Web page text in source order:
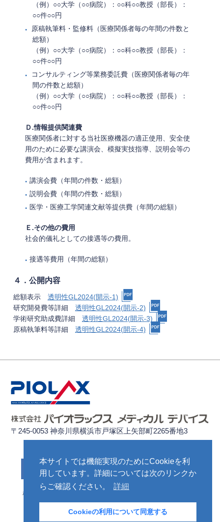
本サイトでは機能実現のためにCookieを利
用しています。詳細については次のリンクか
らご確認ください。
詳細
Cookieの利用について同意する
（例）○○大学（○○病院）：○○科○○教授（部長）：
○○件○○円
原稿執筆料・監修料（医療関係者毎の年間の件数と
総額）
（例）○○大学（○○病院）：○○科○○教授（部長）：
○○件○○円
コンサルティング等業務委託費（医療関係者毎の年
間の件数と総額）
（例）○○大学（○○病院）：○○科○○教授（部長）：
○○件○○円
Ｄ.情報提供関連費
医療関係者に対する当社医療機器の適正使用、安全使
用のために必要な講演会、模擬実技指導、説明会等の
費用が含まれます。
講演会費（年間の件数・総額）
説明会費（年間の件数・総額）
医学・医療工学関連文献等提供費（年間の総額）
Ｅ.その他の費用
社会的儀礼としての接遇等の費用。
接遇等費用（年間の総額）
４．公開内容
総額表示 透明性GL2024(開示-1)
研究開発費等詳細 透明性GL2024(開示-2)
学術研究助成費詳細 透明性GL2024(開示-3)
原稿執筆料等詳細 透明性GL2024(開示-4)
〒245-0053 神奈川県横浜市戸塚区上矢部町2265番地3
お問い合わせ先
株式会社パイオラックス
ASMA